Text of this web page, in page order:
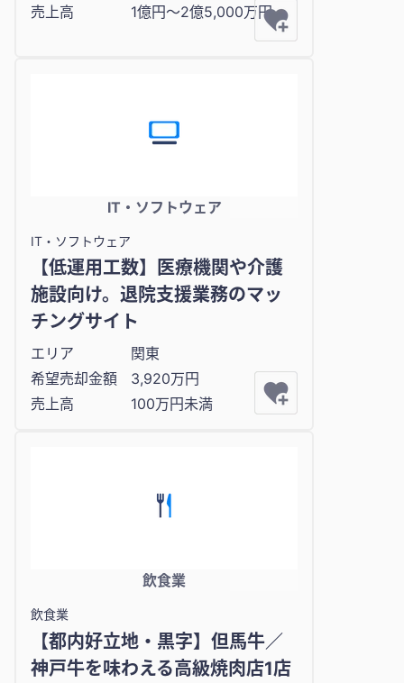
売上高
1億円〜2億5,000万円
IT・ソフトウェア
IT・ソフトウェア
【低運用工数】医療機関や介護
施設向け。退院支援業務のマッ
チングサイト
エリア
関東
希望売却金額
3,920万円
売上高
100万円未満
飲食業
飲食業
【都内好立地・黒字】但馬牛／
神戸牛を味わえる高級焼肉店1店